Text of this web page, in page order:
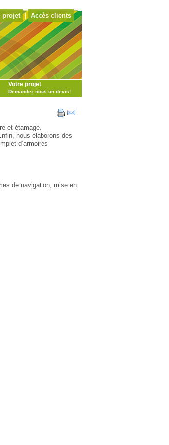
projet | Accès clients
Votre projet
Demandez nous un devis!
et étamage.
nous élaborons des
d’armoires
de navigation, mise en